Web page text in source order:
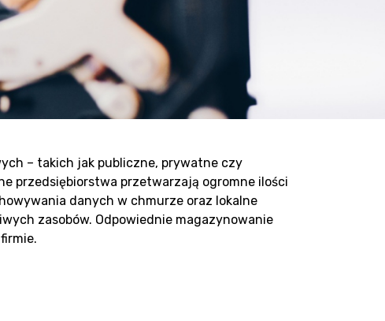
– takich jak publiczne, prywatne czy
przedsiębiorstwa przetwarzają ogromne ilości
danych w chmurze oraz lokalne
zasobów. Odpowiednie magazynowanie